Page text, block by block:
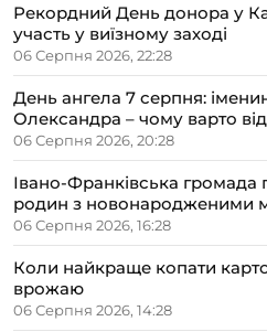
Рекордний День донора у
участь у виїзному заході
06 Серпня 2026, 22:28
День ангела 7 серпня:
Олександра – чому варто
сімейному колі
06 Серпня 2026, 20:28
Івано-Франківська
родин з новонародженими
06 Серпня 2026, 16:28
Коли найкраще копати
врожаю
06 Серпня 2026, 14:28